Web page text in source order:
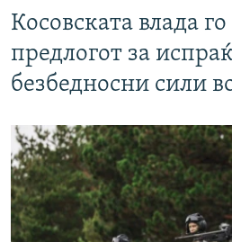
Косовската влада
предлогот за
безбедносни сили